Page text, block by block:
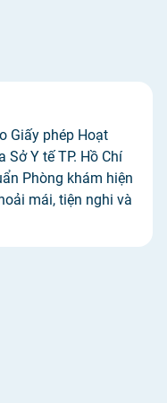
Giấy phép Hoạt
Sở Y tế TP. Hồ Chí
Phòng khám hiện
mái, tiện nghi và